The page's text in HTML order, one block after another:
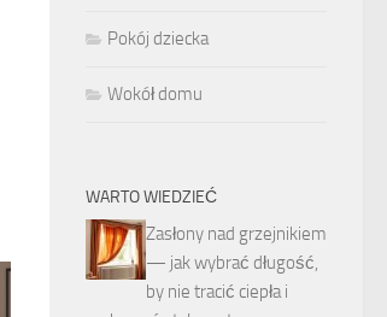
Pokój dziecka
Wokół domu
WARTO WIEDZIEĆ
Zasłony nad grzejnikiem
— jak wybrać długość,
by nie tracić ciepła i